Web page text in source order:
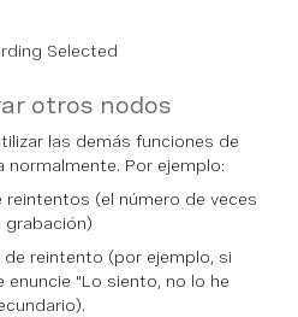
Selected
otros nodos
las demás funciones de
Por ejemplo:
reintentos (el número de veces
grabación)
de reintento (por ejemplo, si
enuncie "Lo siento, no lo he